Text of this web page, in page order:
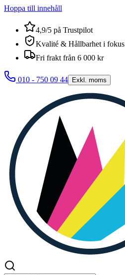
Hoppa till innehåll
4,9/5 på Trustpilot
Kvalité & Hållbarhet i fokus
Fri frakt från 6 000 kr
010 - 750 09 44 Exkl. moms